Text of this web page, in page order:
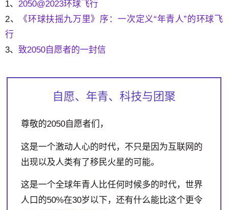
1、 2050@2023环球飞行
2、
《环球扶摇九万里》序：一次定义“年青人”的环球飞
行
3、 致2050自愿者的一封信
自愿、年青、科技与团聚
尊敬的2050自愿者们，
这是一个激动人心的时代，不只是因为互联网的
出现以及人类有了移民火星的可能。
这是一个全球年青人比任何时候多的时代，世界
人口的50%在30岁以下，还有什么能比这个更令